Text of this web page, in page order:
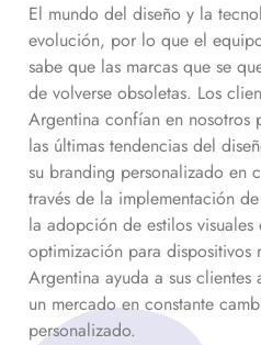
El mundo del diseño y la
evolución, por lo que el
sabe que las marcas que se
de volverse obsoletas. Los
Argentina confían en nosotros
las últimas tendencias del
su branding personalizado en
través de la implementación
la adopción de estilos visuales
optimización para dispositivos
Argentina ayuda a sus clientes
un mercado en constante
personalizado.